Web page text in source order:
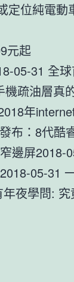
定位純電動
元起
05-31 全
疏油層真
年
布：8代酷
邊屏2018-
05-31
夜學問: 究